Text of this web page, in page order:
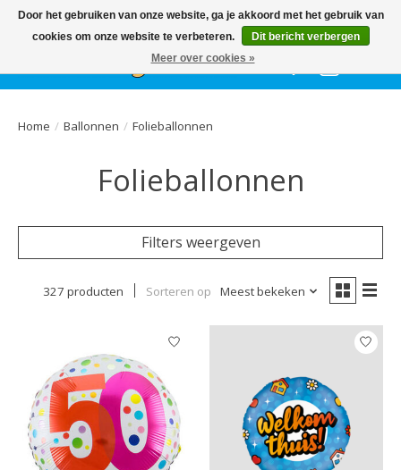
HetGEHELE jaar, grote collectie feestkleding & accessoires |
Ballonnen | Schmink | Bedrukking | Altijd gratis parkeren
Verlanglijst
Home / Ballonnen / Folieballonnen
Folieballonnen
Filters weergeven
327 producten Sorteren op Meest bekeken
Door het gebruiken van onze website, ga je akkoord met het gebruik van
cookies om onze website te verbeteren.
Dit bericht verbergen
Meer over cookies »